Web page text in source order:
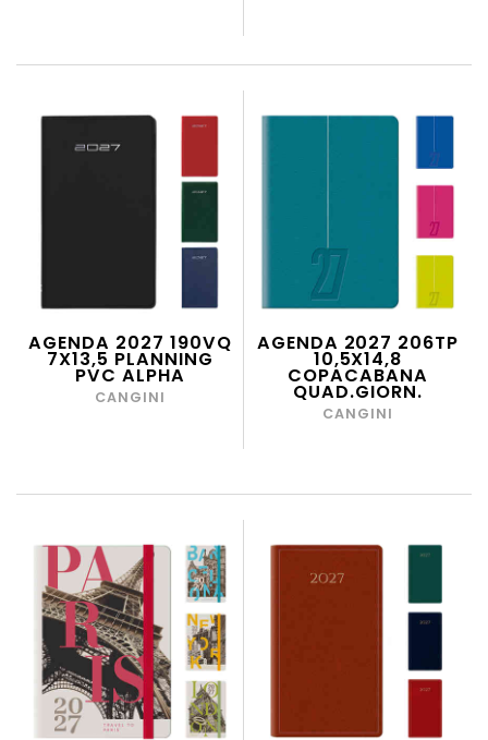
AGENDA 2027 190VQ
7X13,5 PLANNING
PVC ALPHA
CANGINI
AGENDA 2027 206TP
10,5X14,8
COPACABANA
QUAD.GIORN.
CANGINI